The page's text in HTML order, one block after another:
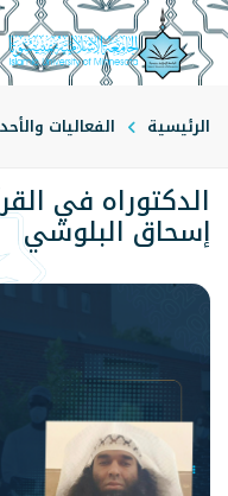
الرئيسية الفعاليات
الدكتوراه في
إسحاق البلوشي